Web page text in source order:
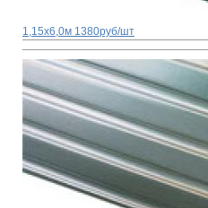
1,15x6,0м 1380руб/шт